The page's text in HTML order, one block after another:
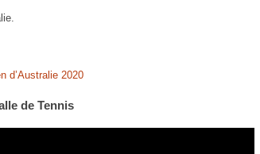
d’Australie 2020
de Tennis